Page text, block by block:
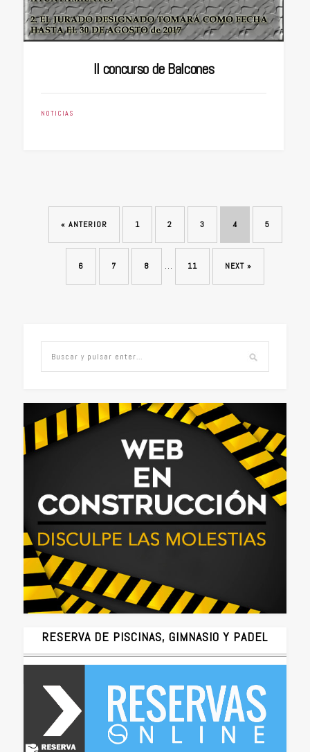
II concurso de Balcones
NOTICIAS
« ANTERIOR 1 2 3 4 5
6 7 8 … 11 NEXT »
RESERVA DE PISCINAS, GIMNASIO Y PADEL